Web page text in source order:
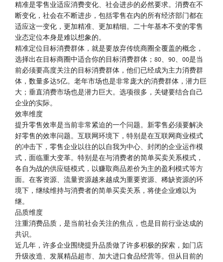
精准是零售业适应消费变化、社会进步的必然要求。消费在不
断变化，社会在不断进步，包括零售在内的所有经济部门都在
适应这一变化，更加精准、更加精细。二十年基本不变的零售
业态定位本身是难以想象的。
精准定位目标消费群体，就是要放弃传统商圈全覆盖的概念，
选择出在目标商圈中适合你的目标消费群体；80、90、00是当
前必须要高度关注的目标消费群体，他们已经成为主力消费群
体，数量多达5亿。老年市场也是非常庞大的消费群体，潜力巨
大；垂直消费市场也是潜力巨大。选项很多，关键要结合自己
企业的实际。
效率维度
提升零售效率是当前非常紧迫的一个问题。新零售必须要解决
好零售的效率问题。互联网环境下，特别是在互联网商业模式
的冲击下，零售企业以往的以自我为中心、封闭的企业运作模
式，面临重大变革。特别是在与消费者的简单买卖关系模式，
各自为战的供应链模式，以赚取商品差价为主的盈利模式等方
面。在客资源、流量资源越来越成为重要资源、稀缺资源的环
境下，继续维持与消费者的简单买卖关系，将使企业难以为
继。
品质维度
注重消费品质，是当前社会关注的焦点，也是目前行业达成的
共识。
近几年，许多企业围绕提升品质做了许多积极的探索，如门店
升级改造、发展精品超市、加大进口食品经营等。但从目前的